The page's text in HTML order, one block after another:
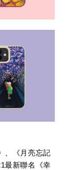
、《月亮忘記
最新聯名《幸